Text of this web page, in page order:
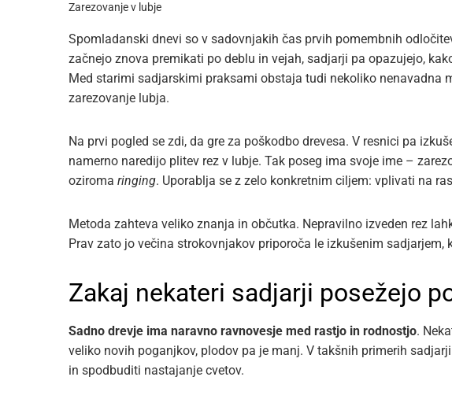
Zarezovanje v lubje
Spomladanski dnevi so v sadovnjakih čas prvih pomembnih
začnejo znova premikati po deblu in vejah, sadjarji pa opazujejo,
Med starimi sadjarskimi praksami obstaja tudi nekoliko nenavadna
zarezovanje lubja.
Na prvi pogled se zdi, da gre za poškodbo drevesa. V resnici pa
namerno naredijo plitev rez v lubje. Tak poseg ima svoje ime –
oziroma ringing. Uporablja se z zelo konkretnim ciljem: vplivati na
Metoda zahteva veliko znanja in občutka. Nepravilno izveden rez
Prav zato jo večina strokovnjakov priporoča le izkušenim sadjarjem,
Zakaj nekateri sadjarji posežejo
Sadno drevje ima naravno ravnovesje med rastjo in rodnostjo.
veliko novih poganjkov, plodov pa je manj. V takšnih primerih
in spodbuditi nastajanje cvetov.